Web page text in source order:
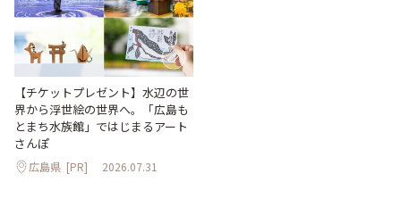
【チケットプレゼント】水辺の世
界から浮世絵の世界へ。「広島も
とまち水族館」ではじまるアート
さんぽ
広島県 [PR] 2026.07.31